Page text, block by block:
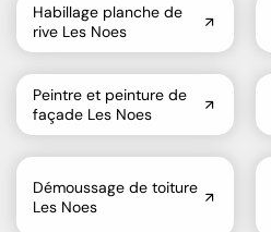
Habillage planche de
rive Les Noes
Peintre et peinture de
façade Les Noes
Démoussage de toiture
Les Noes